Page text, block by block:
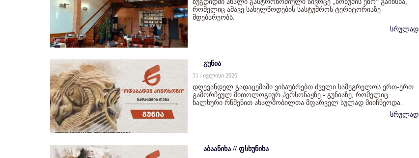
ზუგდიდში ახალი გასტრონომიული სივრცე „სოხუმის ეზო“ გაიხსნა,
რომელიც ამავე სახელწოდების სასტუმროს ტერიტორიაზე
მდებარეობს.
სრულად
გუნია
31 / ივლისი 2026
დღევანდელ გადაცემაში ვისაუბრებთ ძველი სამეგრელოს ერთ-ერთ
გამორჩეულ მითოლოგიურ პერსონაჟზე - გუნიაზე, რომელიც
ხალხური რწმენით ახალშობილთა მფარველ სულად მიიჩნეოდა.
სრულად
აბაანიხა // ფსხუნიხა